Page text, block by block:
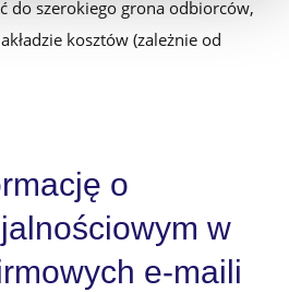
do szerokiego grona odbiorców,
kosztów (zależnie od
o
w
e-maili